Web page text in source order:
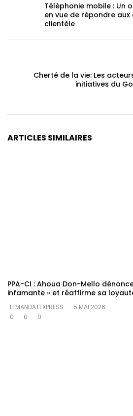
Téléphonie mobile : Un
en vue de répondre aux
clientèle
Cherté de la vie: Les
initiatives du
ARTICLES SIMILAIRES
PPA-CI : Ahoua Don-Mello
infamante » et réaffirme sa
LEMANDATEXPRESS
5 MAI 2026
0
0 0